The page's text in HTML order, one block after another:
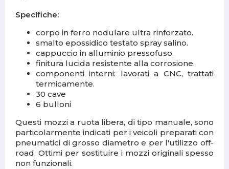
Specifiche:
corpo in ferro nodulare ultra rinforzato.
smalto epossidico testato spray salino.
cappuccio in alluminio pressofuso.
finitura lucida resistente alla corrosione.
componenti interni: lavorati a CNC, trattati
termicamente.
30 cave
6 bulloni
Questi mozzi a ruota libera, di tipo manuale, sono
particolarmente indicati per i veicoli preparati con
pneumatici di grosso diametro e per l'utilizzo off-
road. Ottimi per sostituire i mozzi originali spesso
non funzionali.